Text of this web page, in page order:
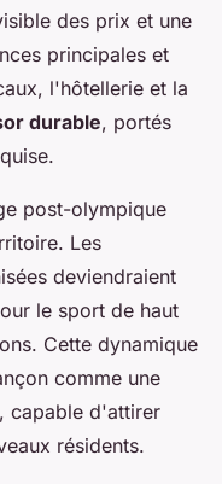
des prix et une
principales et
l'hôtellerie et la
durable, portés
post-olympique
Les
deviendraient
le sport de haut
Cette dynamique
comme une
, capable d'attirer
résidents.